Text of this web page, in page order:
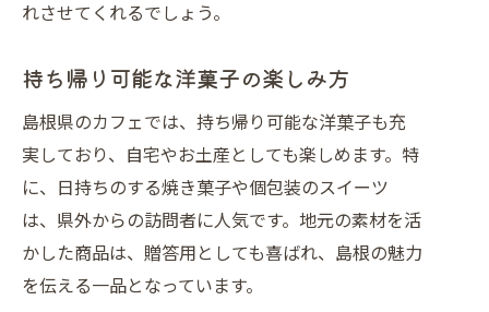
れさせてくれるでしょう。
持ち帰り可能な洋菓子の楽しみ方
島根県のカフェでは、持ち帰り可能な洋菓子も充
実しており、自宅やお土産としても楽しめます。特
に、日持ちのする焼き菓子や個包装のスイーツ
は、県外からの訪問者に人気です。地元の素材を活
かした商品は、贈答用としても喜ばれ、島根の魅力
を伝える一品となっています。